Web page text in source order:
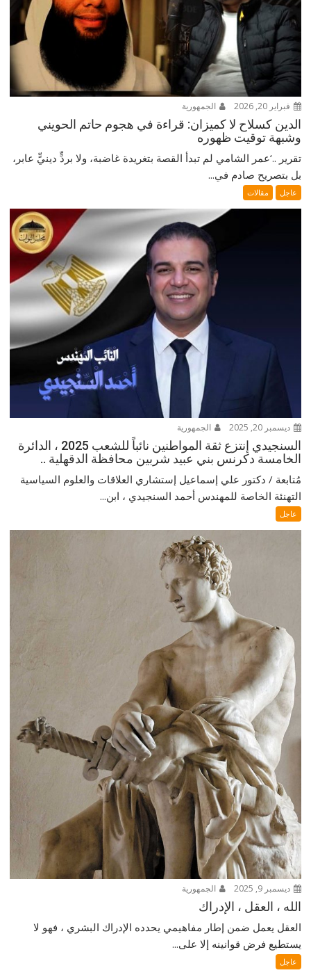
فبراير 20, 2026 الجمهورية
الدين كسلاح لا كميزان: قراءة في هجوم حاتم الحويني
وشبهة توقيت ظهوره
تقرير ..‘عمر الشامي لم تبدأ القصة بتغريدة غاضبة، ولا بردٍّ دينيٍّ عابر،
بل بتصريح صادم في...
عاجل مقالات
ديسمبر 20, 2025 الجمهورية
السنجيدي إنتزع ثقة المواطنين نائباً للشعب 2025 ، الدائرة
الخامسة دكرنس بني عبيد شربين محافظة الدقهلية ..
مُتابعة / دكتور علي إسماعيل إستشاري العلاقات والعلوم السياسية
التهنئة الخاصة للمهندس أحمد السنجيدي ، ابن...
عاجل
ديسمبر 9, 2025 الجمهورية
الله ، العقل ، الإدراك
العقل يعمل ضمن إطار مفاهيمي يحدده الإدراك البشري ، فهو لا
يستطيع فرض قوانينه إلا على...
عاجل